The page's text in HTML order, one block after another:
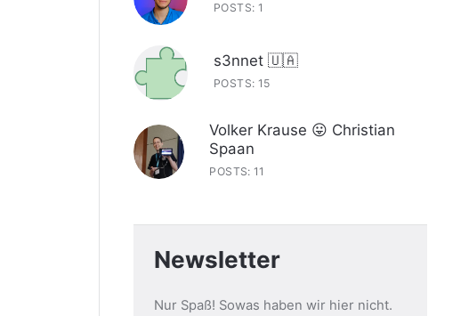
POSTS: 1
s3nnet 🇺🇦
POSTS: 15
Volker Krause 😛 Christian
Spaan
POSTS: 11
Newsletter
Nur Spaß! Sowas haben wir hier nicht.